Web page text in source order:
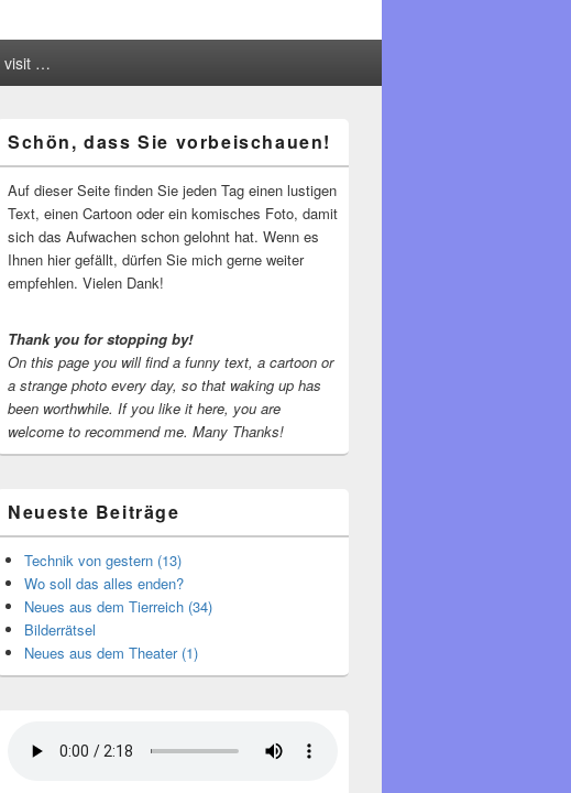
visit …
Seitenleisten-
Schön, dass Sie vorbeischauen!
Auf dieser Seite finden Sie jeden Tag einen lustigen
Text, einen Cartoon oder ein komisches Foto, damit
sich das Aufwachen schon gelohnt hat. Wenn es
Ihnen hier gefällt, dürfen Sie mich gerne weiter
empfehlen. Vielen Dank!
Thank you for stopping by!
On this page you will find a funny text, a cartoon or
a strange photo every day, so that waking up has
been worthwhile. If you like it here, you are
welcome to recommend me. Many Thanks!
Neueste Beiträge
Technik von gestern (13)
Wo soll das alles enden?
Neues aus dem Tierreich (34)
Bilderrätsel
Neues aus dem Theater (1)